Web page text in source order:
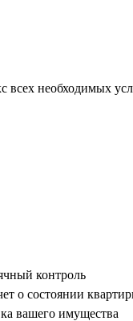
необходимых
контроль
о состоянии
вашего имущества